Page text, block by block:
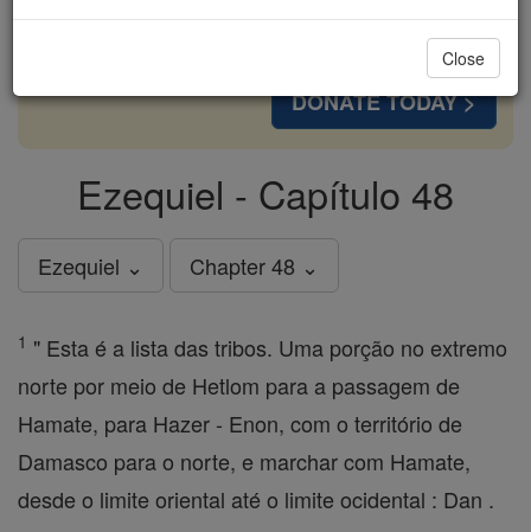
free for all. Be Courageous. Be Catholic. Stand
DONATE TODAY >
Ezequiel - Capítulo 48
Ezequiel ⌄ Chapter 48 ⌄
1 " Esta é a lista das tribos. Uma porção no extremo
norte por meio de Hetlom para a passagem de
Hamate, para Hazer - Enon, com o território de
Damasco para o norte, e marchar com Hamate,
desde o limite oriental até o limite ocidental : Dan .
Close